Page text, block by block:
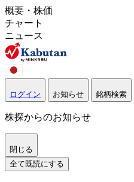
概要・株価
チャート
ニュース
ログイン お知らせ 銘柄検索
株探からのお知らせ
閉じる
全て既読にする